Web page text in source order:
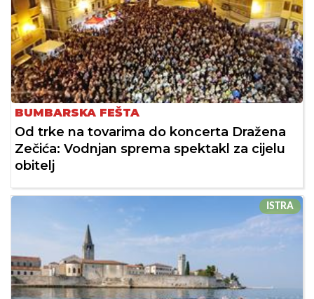
BUMBARSKA FEŠTA
Od trke na tovarima do koncerta Dražena
Zečića: Vodnjan sprema spektakl za cijelu
obitelj
ISTRA